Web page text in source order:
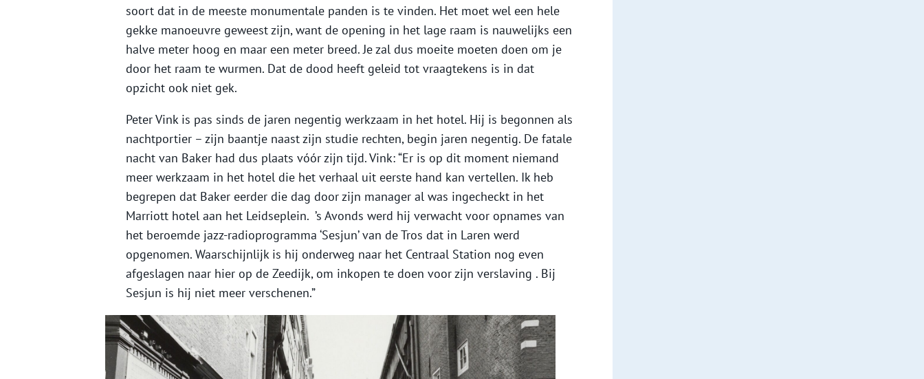
soort dat in de meeste monumentale panden is te vinden. Het moet wel een hele
gekke manoeuvre geweest zijn, want de opening in het lage raam is nauwelijks een
halve meter hoog en maar een meter breed. Je zal dus moeite moeten doen om je
door het raam te wurmen. Dat de dood heeft geleid tot vraagtekens is in dat
opzicht ook niet gek.
Peter Vink is pas sinds de jaren negentig werkzaam in het hotel. Hij is begonnen als
nachtportier – zijn baantje naast zijn studie rechten, begin jaren negentig. De fatale
nacht van Baker had dus plaats vóór zijn tijd. Vink: “Er is op dit moment niemand
meer werkzaam in het hotel die het verhaal uit eerste hand kan vertellen. Ik heb
begrepen dat Baker eerder die dag door zijn manager al was ingecheckt in het
Marriott hotel aan het Leidseplein. ’s Avonds werd hij verwacht voor opnames van
het beroemde jazz-radioprogramma ‘Sesjun’ van de Tros dat in Laren werd
opgenomen. Waarschijnlijk is hij onderweg naar het Centraal Station nog even
afgeslagen naar hier op de Zeedijk, om inkopen te doen voor zijn verslaving . Bij
Sesjun is hij niet meer verschenen.”